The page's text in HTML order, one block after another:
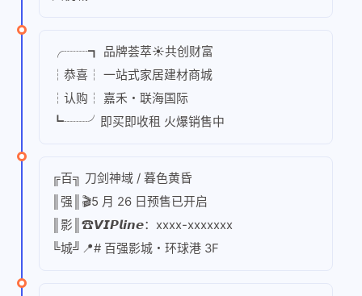
╭┈┈┓ 品牌荟萃☀共创财富
┆恭喜┆ 一站式家居建材商城
┆认购┆ 嘉禾・联海国际
┗┈┈╯即买即收租 火爆销售中
╔百╗ 刀剑神域 / 暮色黄昏
║强║🎬5 月 26 日预售已开启
║影║☎𝙑𝙄𝙋𝙡𝙞𝙣𝙚：xxxx-xxxxxxx
╚城╝📍# 百强影城・环球港 3F